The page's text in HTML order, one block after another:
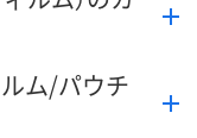
ム/パウチ